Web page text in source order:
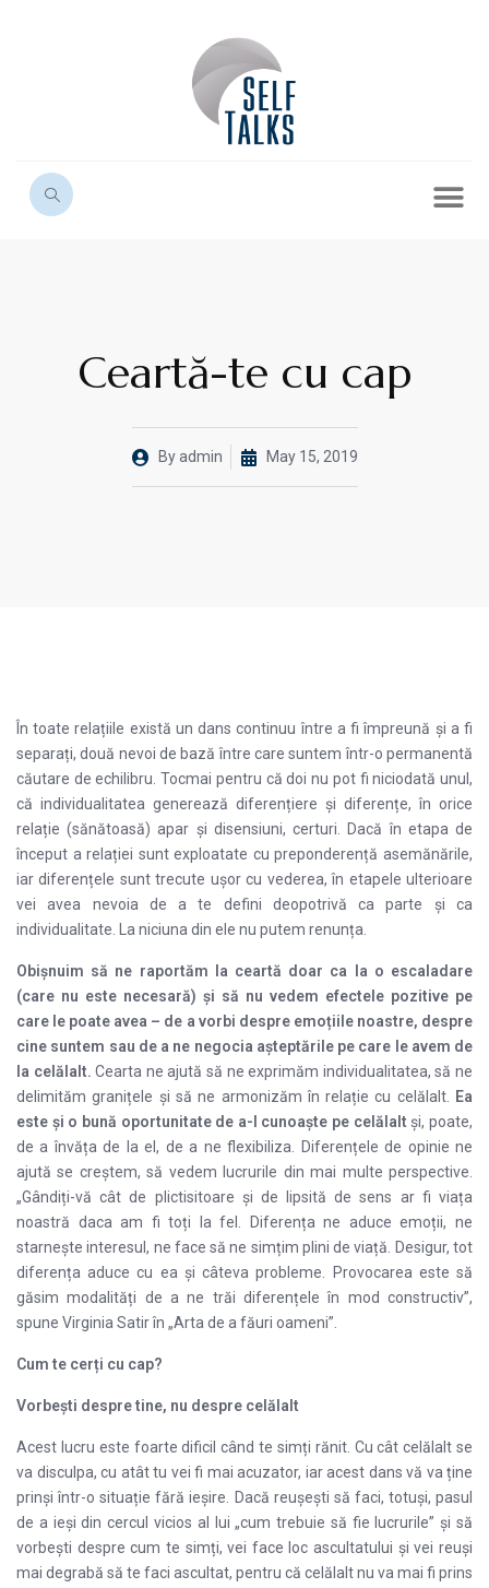
Ceartă-te cu cap
Byadmin May 15, 2019
În toate relațiile există un dans continuu între a fi împreună și a fi
separați, două nevoi de bază între care suntem într-o permanentă
căutare de echilibru. Tocmai pentru că doi nu pot fi niciodată unul,
că individualitatea generează diferențiere și diferențe, în orice
relație (sănătoasă) apar și disensiuni, certuri. Dacă în etapa de
început a relației sunt exploatate cu preponderență asemănările,
iar diferențele sunt trecute ușor cu vederea, în etapele ulterioare
vei avea nevoia de a te defini deopotrivă ca parte și ca
individualitate. La niciuna din ele nu putem renunța.
Obișnuim să ne raportăm la ceartă doar ca la o escaladare
(care nu este necesară) și să nu vedem efectele pozitive pe
care le poate avea – de a vorbi despre emoțiile noastre, despre
cine suntem sau de a ne negocia așteptările pe care le avem de
la celălalt. Cearta ne ajută să ne exprimăm individualitatea, să ne
delimităm granițele și să ne armonizăm în relație cu celălalt.
Ea
este și o bună oportunitate de a-l cunoaște pe celălalt și, poate,
de a învăța de la el, de a ne flexibiliza. Diferențele de opinie ne
ajută se creștem, să vedem lucrurile din mai multe perspective.
„Gândiți-vă cât de plictisitoare și de lipsită de sens ar fi viața
noastră daca am fi toți la fel. Diferența ne aduce emoții, ne
starnește interesul, ne face să ne simțim plini de viață. Desigur, tot
diferența aduce cu ea și câteva probleme. Provocarea este să
găsim modalități de a ne trăi diferențele în mod constructiv”,
spune Virginia Satir în „Arta de a făuri oameni”.
Cum te cerți cu cap?
Vorbești despre tine, nu despre celălalt
Acest lucru este foarte dificil când te simți rănit. Cu cât celălalt se
va disculpa, cu atât tu vei fi mai acuzator, iar acest dans vă va ține
prinși într-o situație fără ieșire. Dacă reușești să faci, totuși, pasul
de a ieși din cercul vicios al lui „cum trebuie să fie lucrurile” și să
vorbești despre cum te simți, vei face loc ascultatului și vei reuși
mai degrabă să te faci ascultat, pentru că celălalt nu va mai fi prins